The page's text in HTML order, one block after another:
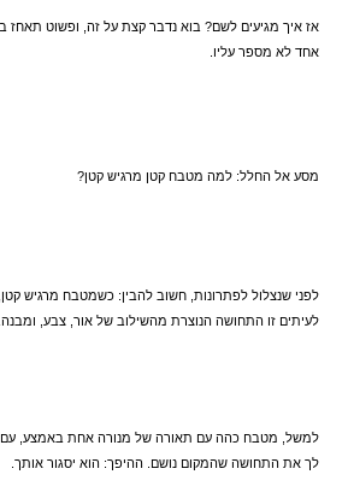
אחד לא מספר עליו.
מסע אל החלל: למה מטבח קטן מרגיש קטן?
לעיתים זו התחושה הנוצרת מהשילוב של אור, צבע, ומבנה.
לך את התחושה שהמקום נושם. ההיפך: הוא יסגור אותך.